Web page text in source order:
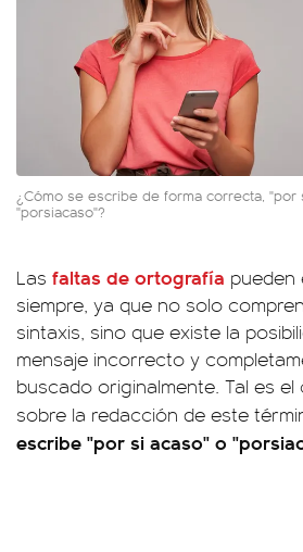
¿Cómo se escribe de forma correcta, "por
"porsiacaso"?
Las faltas de ortografía pueden
siempre, ya que no solo
sintaxis, sino que existe la
mensaje incorrecto y
buscado originalmente. Tal es
sobre la redacción de este
escribe "por si acaso" o